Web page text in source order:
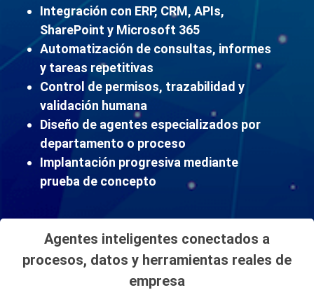
Integración con ERP, CRM, APIs,
SharePoint y Microsoft 365
Automatización de consultas, informes
y tareas repetitivas
Control de permisos, trazabilidad y
validación humana
Diseño de agentes especializados por
departamento o proceso
Implantación progresiva mediante
prueba de concepto
Agentes inteligentes conectados a
procesos, datos y herramientas reales de
empresa